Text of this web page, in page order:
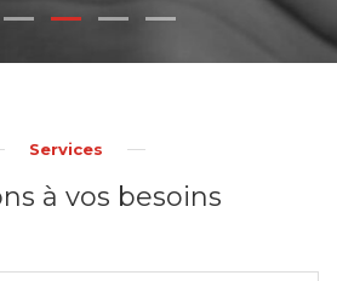
Services
à vos besoins